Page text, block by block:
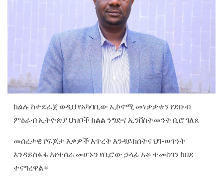
ክልሉ ከተደራጀ ወዲህ የአካባቢው ኢኮኖሚ መነቃቃቱን የደቡብ
ምዕራብ ኢትዮጵያ ህዝቦች ክልል ንግድና ኢንቨስትመንት ቢሮ ገለጸ
መሰረታዊ የፍጆታ እቃዎች እጥረት እንዳይከሰትና ህገ-ወጥነት
እንዳይስፋፋ እየተሰራ መሆኑን የቢሮው ኃላፊ አቶ ተመስገን ከበደ
ተናግረዋል።